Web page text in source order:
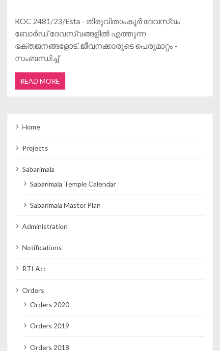
ROC 2481/23/Esta - തിരുവിതാംകൂർ ദേവസ്വം
ബോർഡ് ദേവസ്വങ്ങളിൽ എത്തുന്ന
ഭക്തജനങ്ങളോട്, ജീവനക്കാരുടെ പെരുമാറ്റം -
സംബന്ധിച്ച്
READ MORE
Home
Projects
Sabarimala
Sabarimala Temple Calendar
Sabarimala Master Plan
Administration
Notifications
RTI Act
Orders
Orders 2020
Orders 2019
Orders 2018